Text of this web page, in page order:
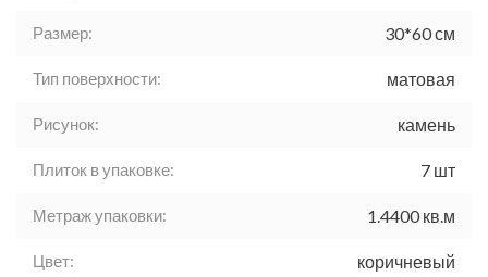
Размер: 30*60 см
Тип поверхности: матовая
Рисунок: камень
Плиток в упаковке: 7 шт
Метраж упаковки: 1.4400 кв.м
Цвет: коричневый